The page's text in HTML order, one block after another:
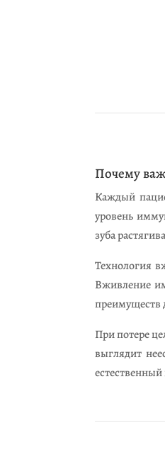
Почему
Каждый
уровень
зуба
Технология
Вживление
преимуществ
При потере
выглядит